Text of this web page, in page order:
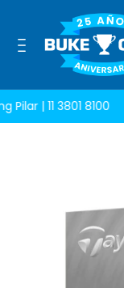
| 11 3801 8100